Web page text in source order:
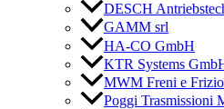
DESCH
GAMM srl
HA-CO GmbH
KTR Systems
MWM Freni e
Poggi Trasmissioni